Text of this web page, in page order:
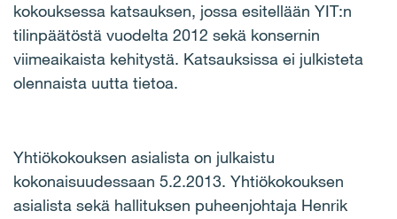
kokouksessa katsauksen, jossa esitellään YIT:n
tilinpäätöstä vuodelta 2012 sekä konsernin
viimeaikaista kehitystä. Katsauksissa ei julkisteta
olennaista uutta tietoa.
Yhtiökokouksen asialista on julkaistu
kokonaisuudessaan 5.2.2013. Yhtiökokouksen
asialista sekä hallituksen puheenjohtaja Henrik